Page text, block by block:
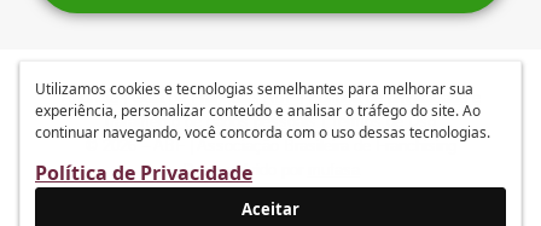
Anuncie|Guia de Franquias ABF|Política de privacidade e
tratamento de dados pessoais|Termos de Uso
© 2026 – ABF | Associação Brasileira de Franchising
Desenvolvido por
Utilizamos cookies e tecnologias semelhantes para melhorar sua
experiência, personalizar conteúdo e analisar o tráfego do site. Ao
continuar navegando, você concorda com o uso dessas tecnologias.
Política de Privacidade
Aceitar